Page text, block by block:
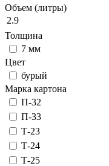
Объем (литры)
2.9
Толщина
7 мм
Цвет
бурый
Марка картона
П-32
П-33
Т-23
Т-24
Т-25